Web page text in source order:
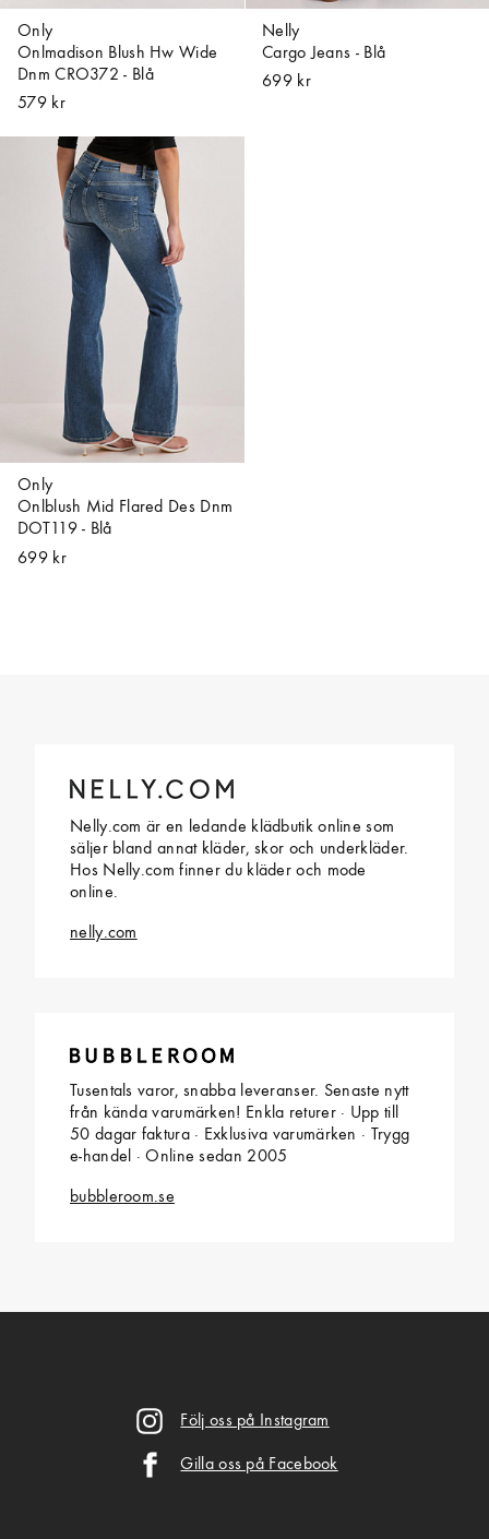
Only
Onlmadison Blush Hw Wide
Dnm CRO372 - Blå
579 kr
Nelly
Cargo Jeans - Blå
699 kr
Only
Onlblush Mid Flared Des Dnm
DOT119 - Blå
699 kr
Nelly.com är en ledande klädbutik online som
säljer bland annat kläder, skor och underkläder.
Hos Nelly.com finner du kläder och mode
online.
nelly.com
Tusentals varor, snabba leveranser. Senaste nytt
från kända varumärken! Enkla returer · Upp till
50 dagar faktura · Exklusiva varumärken · Trygg
e-handel · Online sedan 2005
bubbleroom.se
Följ oss på Instagram
Gilla oss på Facebook